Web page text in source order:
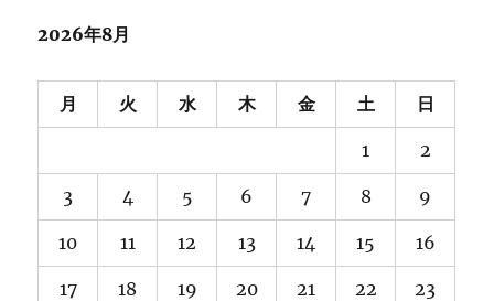
2026年8月
月 火 水 木 金 土 日
1 2
3 4 5 6 7 8 9
10 11 12 13 14 15 16
17 18 19 20 21 22 23